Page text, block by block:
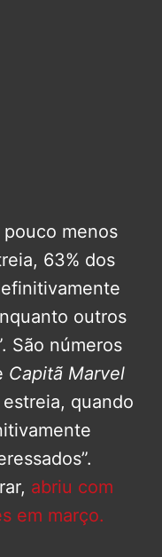
menos
63% dos
outros
São números
Capitã Marvel
quando
abriu com
em março.